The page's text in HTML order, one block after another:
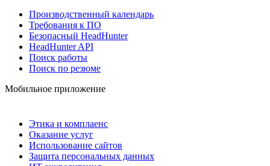
Производственный календарь
Требования к ПО
Безопасный HeadHunter
HeadHunter API
Поиск работы
Поиск по резюме
Мобильное приложение
Этика и комплаенс
Оказание услуг
Использование сайтов
Защита персональных данных